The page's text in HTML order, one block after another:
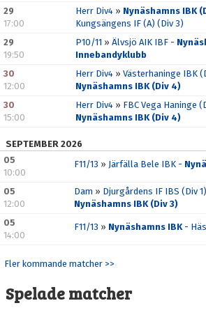
29
17:00
Herr Div4 » Nynäshamns IBK
Kungsängens IF (A) (Div 3)
29
19:50
P10/11 » Älvsjö AIK IBF -
Innebandyklubb
30
12:00
Herr Div4 » Västerhaninge IBK
Nynäshamns IBK (Div 4)
30
15:00
Herr Div4 » FBC Vega Haninge
Nynäshamns IBK (Div 4)
SEPTEMBER 2026
05
10:00
F11/13 » Järfälla Bele IBK -
05
12:00
Dam » Djurgårdens IF IBS (Div
Nynäshamns IBK (Div 3)
05
14:00
F11/13 » Nynäshamns IBK -
Fler kommande matcher >>
Spelade matcher